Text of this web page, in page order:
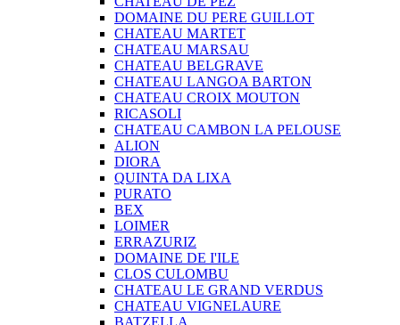
DOMAINE DU PERE GUILLOT
CHATEAU MARTET
CHATEAU MARSAU
CHATEAU BELGRAVE
CHATEAU LANGOA BARTON
CHATEAU CROIX MOUTON
RICASOLI
CHATEAU CAMBON LA PELOUSE
ALION
DIORA
QUINTA DA LIXA
PURATO
BEX
LOIMER
ERRAZURIZ
DOMAINE DE I'ILE
CLOS CULOMBU
CHATEAU LE GRAND VERDUS
CHATEAU VIGNELAURE
BATZELLA